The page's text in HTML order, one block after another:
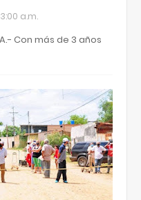
a.m.
Con más de 3 años